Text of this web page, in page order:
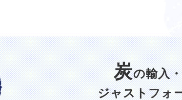
炭の輸入
ジャストフォ